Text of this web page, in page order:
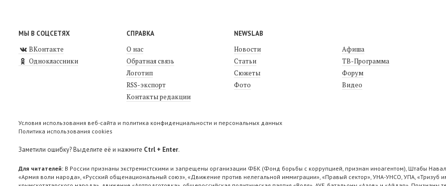
МЫ В СОЦСЕТЯХ
ВКонтакте
Одноклассники
СПРАВКА
О нас
Обратная связь
Логотип
RSS-экспорт
Контакты редакции
NEWSLAB
Новости
Статьи
Сюжеты
Фото
Афиша
ТВ-Программа
Форум
Видео
Условия использования веб-сайта и политика конфиденциальности и персональных данных
Политика использования cookies
Заметили ошибку? Выделите её и нажмите Ctrl + Enter.
Для читателей: В России признаны экстремистскими и запрещены организации ФБК (Фонд борьбы с коррупцией, признан иноагентом), Штабы
«Армия воли народа», «Русский общенациональный союз», «Движение против нелегальной иммиграции», «Правый сектор», УНА-УНСО, УПА, «Тризуб